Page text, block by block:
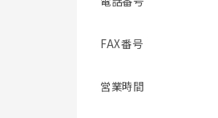
FAX番号
営業時間